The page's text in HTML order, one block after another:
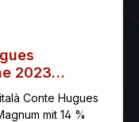
2023
Conte Hugues
mit 14 %